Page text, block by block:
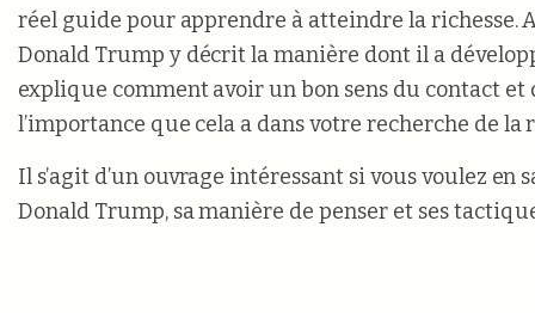
réel guide pour apprendre à atteindre la richesse.
Donald Trump y décrit la manière dont il a
explique comment avoir un bon sens du contact et
l’importance que cela a dans votre recherche de la
Il s’agit d’un ouvrage intéressant si vous voulez en
Donald Trump, sa manière de penser et ses